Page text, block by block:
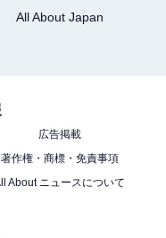
All About Japan
広告掲載
著作権・商標・免責事項
About ニュースについて